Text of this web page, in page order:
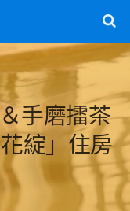
手磨擂茶
綻」住房